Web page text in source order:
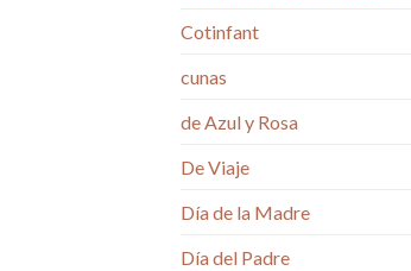
Cotinfant
cunas
de Azul y Rosa
De Viaje
Día de la Madre
Día del Padre